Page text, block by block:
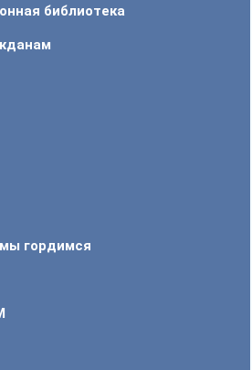
библиотека
гордимся